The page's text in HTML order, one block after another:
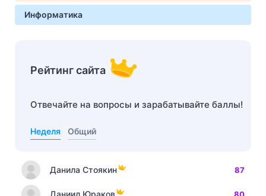
Информатика
Рейтинг сайта
Отвечайте на вопросы и зарабатывайте баллы!
Неделя Общий
Данила Стоякин 87
Даниил Юраков